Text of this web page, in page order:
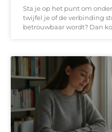
Sta je op het punt om
twijfel je of de verbinding
betrouwbaar wordt? Dan